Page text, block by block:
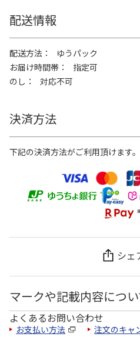
配送情報
配送方法
ゆうパック
お届け時間帯
指定可
のし
対応不可
決済方法
下記の決済方法がご利用頂けます。
シェ
マークや記載内容につ
よくあるお問い合わせ
お支払い方法 注文のキャ